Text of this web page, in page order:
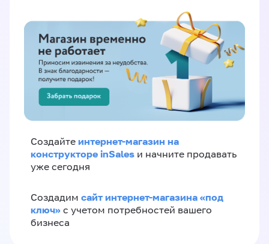
Создайте интернет-магазин на
конструкторе inSales и начните продавать
уже сегодня
Создадим сайт интернет-магазина «под
ключ» с учетом потребностей вашего
бизнеса